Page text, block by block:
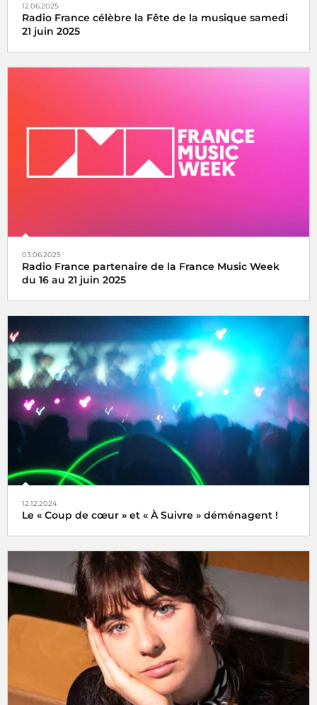
12.06.2025
Radio France célèbre la Fête de la musique samedi
21 juin 2025
03.06.2025
Radio France partenaire de la France Music Week
du 16 au 21 juin 2025
Une semaine internationale dédiée à la musique du 16 au
21 juin 2025
12.12.2024
Le « Coup de cœur » et « À Suivre » déménagent !
Tels des oiseaux migrateurs à partir du lundi 16 décembre
2024 retrouvez nos rubriquesCoup de cœur
non plus ici (sur radiofrance.com) mais là, à savoir sur la
plateforme